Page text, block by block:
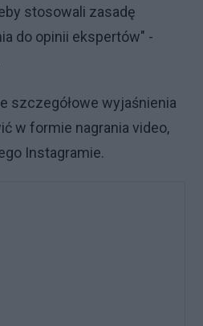
stosowali zasadę
do opinii ekspertów" -
szczegółowe wyjaśnienia
w formie nagrania video,
Instagramie.